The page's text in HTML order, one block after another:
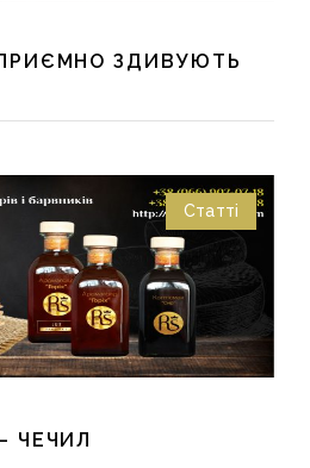
ЗДИВУЮТЬ
Статті
ЧЕЧИЛ